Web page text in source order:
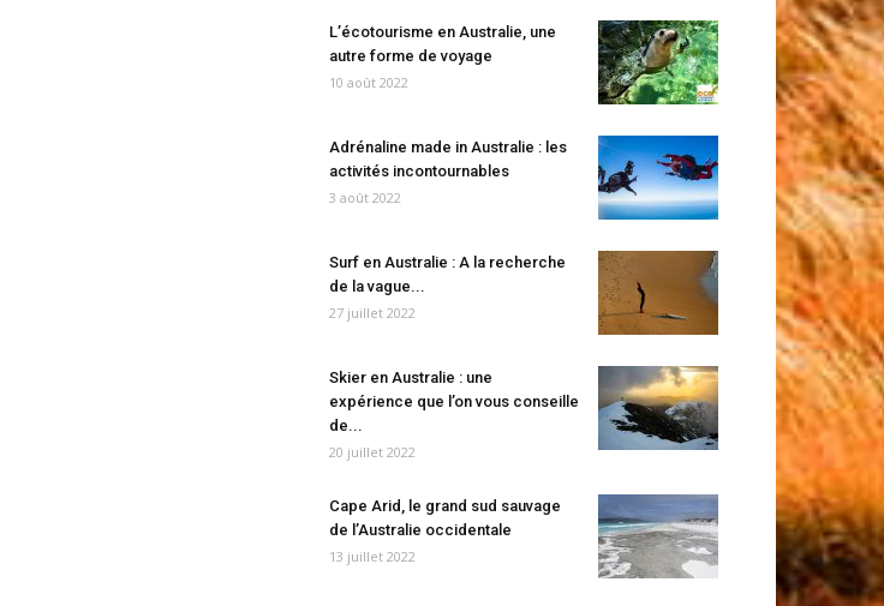
L’écotourisme en Australie, une
autre forme de voyage
10 août 2022
Adrénaline made in Australie : les
activités incontournables
3 août 2022
Surf en Australie : A la recherche
de la vague...
27 juillet 2022
Skier en Australie : une
expérience que l’on vous conseille
de...
20 juillet 2022
Cape Arid, le grand sud sauvage
de l’Australie occidentale
13 juillet 2022